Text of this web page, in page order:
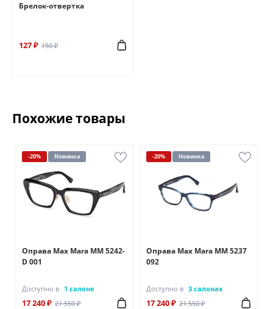
Брелок-отвертка
127 ₽ 150 ₽
Похожие товары
-20% Новинка
Оправа Max Mara MM 5242-
D 001
Доступно в 1 салоне
17 240 ₽ 21 550 ₽
-20% Новинка
Оправа Max Mara MM 5237
092
Доступно в 3 салонах
17 240 ₽ 21 550 ₽